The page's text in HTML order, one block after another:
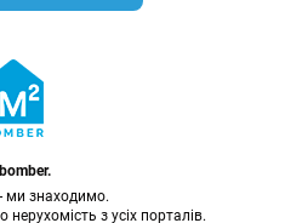
ми знаходимо.
з усіх порталів.